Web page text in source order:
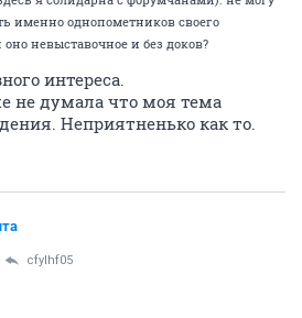
именно однопометников своего
невыставочное и без доков?
интереса.
не думала что моя тема
Неприятненько как то.
cfylhf05